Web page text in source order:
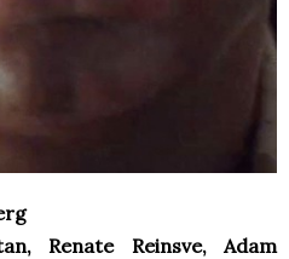
Renate Reinsve, Adam